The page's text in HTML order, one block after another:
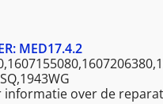
MED17.4.2
over de